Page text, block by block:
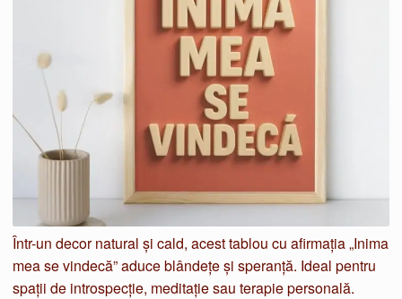
Într-un decor natural și cald, acest tablou cu afirmația „Inima
mea se vindecă” aduce blândețe și speranță. Ideal pentru
spații de introspecție, meditație sau terapie personală.